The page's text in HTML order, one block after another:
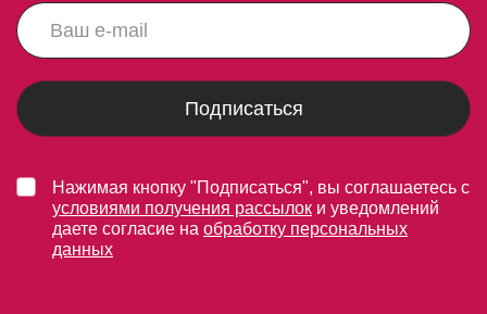
Подписаться
Нажимая кнопку "Подписаться", вы соглашаетесь с
условиями получения рассылок и уведомлений
даете согласие на обработку персональных
данных